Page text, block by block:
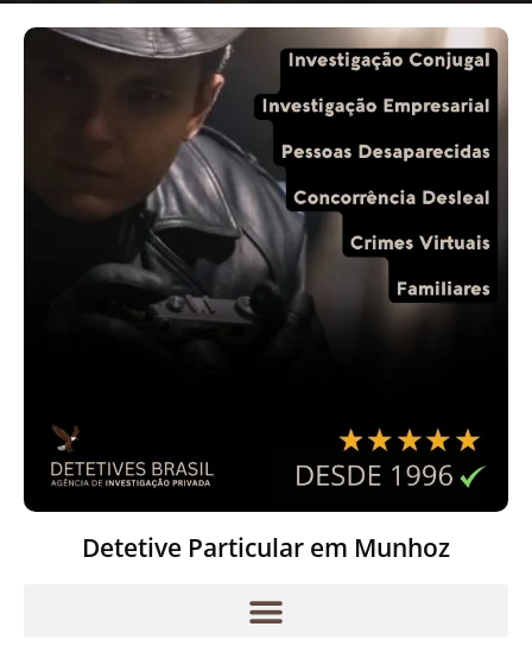
Detetive Particular em Munhoz